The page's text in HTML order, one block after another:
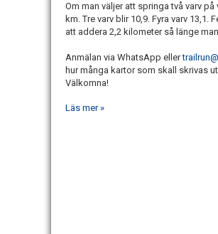
Om man väljer att springa två varv
km. Tre varv blir 10,9. Fyra varv 13,1.
att addera 2,2 kilometer så länge
Anmälan via WhatsApp eller
hur många kartor som skall skrivas
Välkomna!
Läs mer »